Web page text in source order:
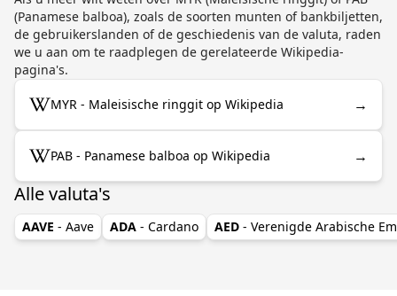
(Panamese balboa), zoals de soorten munten of bankbiljetten,
de gebruikerslanden of de geschiedenis van de valuta, raden
we u aan om te raadplegen de gerelateerde Wikipedia-
pagina's.
MYR - Maleisische ringgit op Wikipedia →
PAB - Panamese balboa op Wikipedia →
Alle valuta's
AAVE - Aave ADA - Cardano AED - Verenigde Arabische